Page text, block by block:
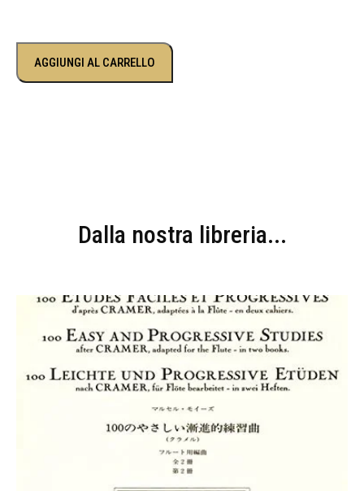
AGGIUNGI AL CARRELLO
Dalla nostra libreria...